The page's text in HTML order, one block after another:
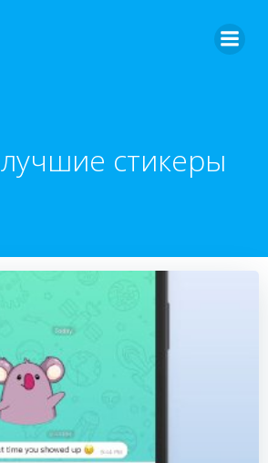
лучшие стикеры